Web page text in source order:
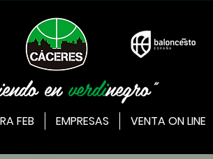
enverdinegro"
FEB EMPRESAS VENTA ON LINE